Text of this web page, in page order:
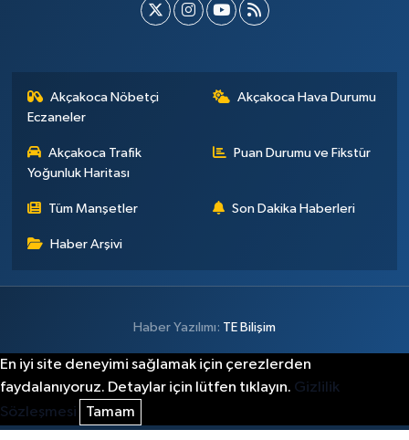
Akçakoca Nöbetçi
Eczaneler
Akçakoca Hava Durumu
Akçakoca Trafik
Yoğunluk Haritası
Puan Durumu ve Fikstür
Tüm Manşetler Son Dakika Haberleri
Haber Arşivi
Haber Yazılımı: TE Bilişim
En iyi site deneyimi sağlamak için çerezlerden
faydalanıyoruz. Detaylar için lütfen tıklayın. Gizlilik
Sözleşmesi
Tamam